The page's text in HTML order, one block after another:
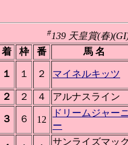
#139 天皇賞(春
着
枠 番 馬 名
１ １ ２ マイネルキッツ
２ ２ ４ アルナスライン
３ ６ 12
ドリームジャー
ー
サンライズマッ